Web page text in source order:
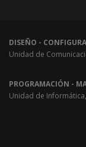
DISEÑO -
Unidad de
PROGRAMACIÓN -
Unidad de